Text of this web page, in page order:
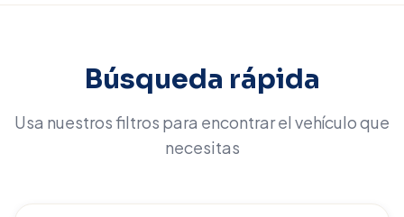
Búsqueda rápida
Usa nuestros filtros para encontrar el vehículo que
necesitas